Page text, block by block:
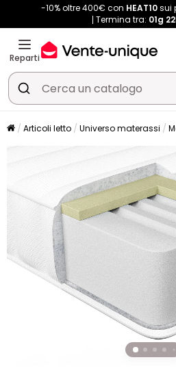
-10% oltre 400€ con HEAT10sui
Termina tra: 01g
Reparti
Articoli letto Universo materassi